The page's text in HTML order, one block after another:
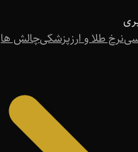
نرخ طلا و ارزپزشکیچالش ها